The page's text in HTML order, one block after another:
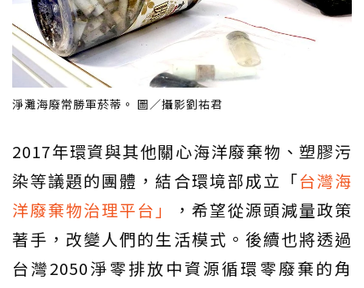
淨灘海廢常勝軍菸蒂。 圖／攝影劉祐君
2017年環資與其他關心海洋廢棄物、塑膠污
染等議題的團體，結合環境部成立「台灣海
洋廢棄物治理平台」
，希望從源頭減量政策
著手，改變人們的生活模式。後續也將透過
台灣2050淨零排放中資源循環零廢棄的角